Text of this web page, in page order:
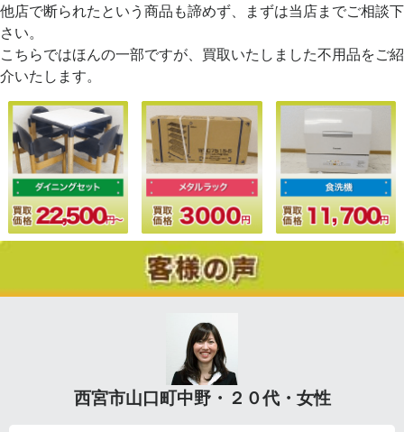
他店で断られたという商品も諦めず、まずは当店までご相談下
さい。
こちらではほんの一部ですが、買取いたしました不用品をご紹
介いたします。
西宮市山口町中野・２０代・女性